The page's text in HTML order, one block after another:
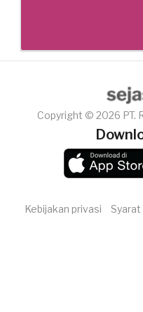
Copyright © 2026 PT.
Kebijakan privasi